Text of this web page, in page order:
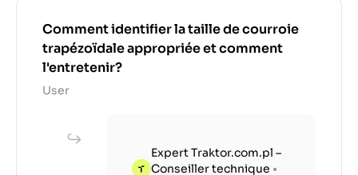
Comment identifier la taille de courroie
trapézoïdale appropriée et comment
l'entretenir?
User
Expert Traktor.com.pl –
Conseiller technique •